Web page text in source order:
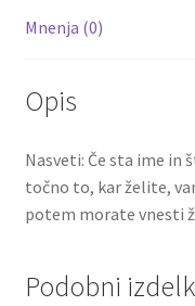
Mnenja (0)
Opis
Nasveti: Če sta ime in
točno to, kar želite,
potem morate vnesti
Podobni